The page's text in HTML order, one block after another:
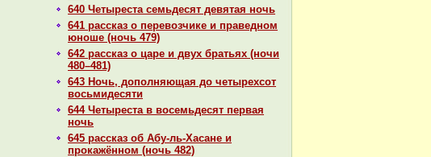
640 Четыреста семьдесят девятая ночь
641 paссказ о перевозчике и пpaведном
юноше (ночь 479)
642 paссказ о царе и двух бpaтьях (ночи
480–481)
643 Ночь, дополняющая до четырехсот
восьмидесяти
644 Четыреста в восемьдесят первая
ночь
645 paссказ об Абу-ль-Хаcaне и
прокажённом (ночь 482)